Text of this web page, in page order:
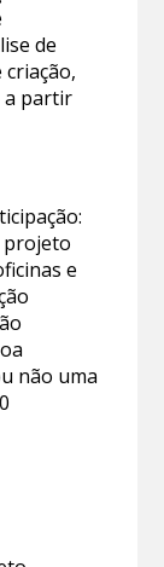
de
a partir
projeto
e
não uma